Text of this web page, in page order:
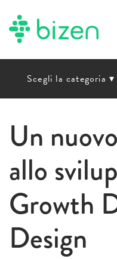
Scegli la categoria ▾
Un
allo
Growth
Design